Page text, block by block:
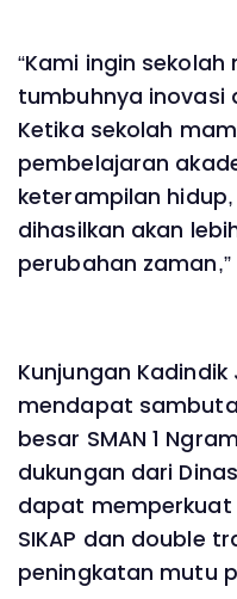
“Kami ingin
tumbuhnya inovasi
Ketika sekolah
pembelajaran
keterampilan
dihasilkan akan
perubahan
Kunjungan
mendapat
besar SMAN 1
dukungan dari
dapat
SIKAP dan double
peningkatan mutu